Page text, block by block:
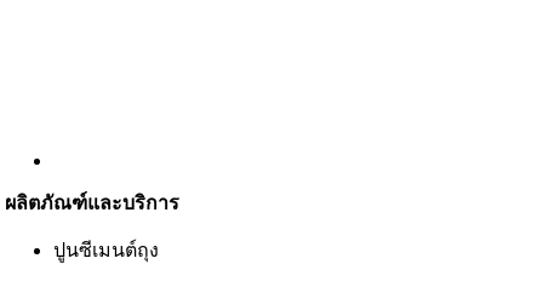
ผลิตภัณฑ์และบริการ
ปูนซีเมนต์ถุง